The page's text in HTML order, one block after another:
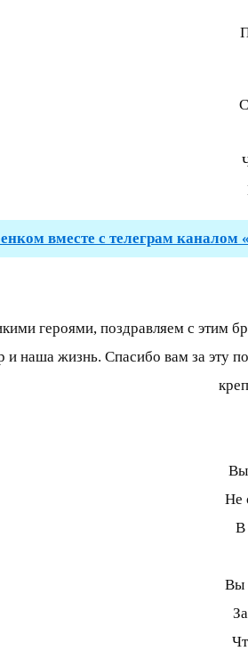
вместе с телеграм каналом
героями, поздравляем с этим
наша жизнь. Спасибо вам за эту
Вы
Не
В
Вы